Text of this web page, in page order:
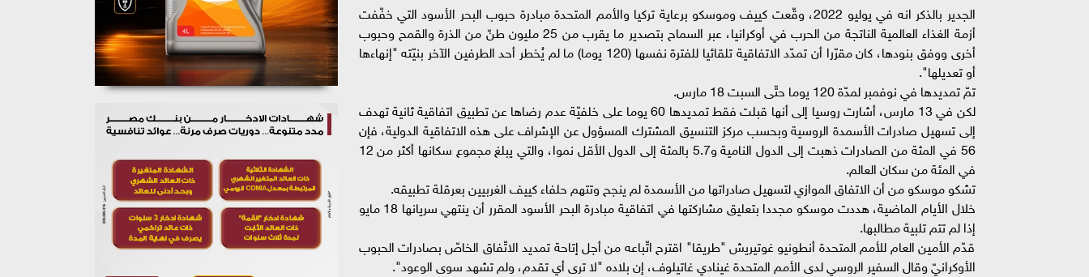
الجدير بالذكر انه في يوليو 2022، وقّعت كييف وموسكو برعاية تركيا والأمم المتحدة مبادرة حبوب البحر الأسود التي خفّفت
أزمة الغذاء العالمية الناتجة من الحرب في أوكرانيا، عبر السماح بتصدير ما يقرب من 25 مليون طنّ من الذرة والقمح وحبوب
أخرى ووفق بنودها، كان مقرّرا أن تمدّد الاتفاقية تلقائيا للفترة نفسها (120 يوما) ما لم يُخطر أحد الطرفين الآخر بنيّته "إنهاءها
أو تعديلها".
تمّ تمديدها في نوفمبر لمدّة 120 يوما حتّى السبت 18 مارس.
لكن في 13 مارس، أشارت روسيا إلى أنها قبلت فقط تمديدها 60 يوما على خلفيّة عدم رضاها عن تطبيق اتفاقية ثانية تهدف
إلى تسهيل صادرات الأسمدة الروسية وبحسب مركز التنسيق المشترك المسؤول عن الإشراف على هذه الاتفاقية الدولية، فإن
56 في المئة من الصادرات ذهبت إلى الدول النامية و5.7 بالمئة إلى الدول الأقل نموا، والتي يبلغ مجموع سكانها أكثر من 12
في المئة من سكان العالم.
تشكو موسكو من أن الاتفاق الموازي لتسهيل صادراتها من الأسمدة لم ينجح وتتهم حلفاء كييف الغربيين بعرقلة تطبيقه.
خلال الأيام الماضية، هددت موسكو مجددا بتعليق مشاركتها في اتفاقية مبادرة البحر الأسود المقرر أن ينتهي سريانها 18 مايو
إذا لم تتم تلبية مطالبها.
قدّم الأمين العام للأمم المتحدة أنطونيو غوتيريش "طريقا" اقترح اتّباعه من أجل إتاحة تمديد الاتّفاق الخاصّ بصادرات الحبوب
الأوكرانيّ وقال السفير الروسي لدى الأمم المتحدة غينادي غاتيلوف، إن بلاده "لا ترى أي تقدم، ولم تشهد سوى الوعود".